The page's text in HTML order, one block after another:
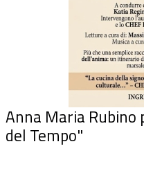
Anna Maria
del Tempo"